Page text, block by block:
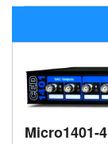
价格
下载Micro1401-4